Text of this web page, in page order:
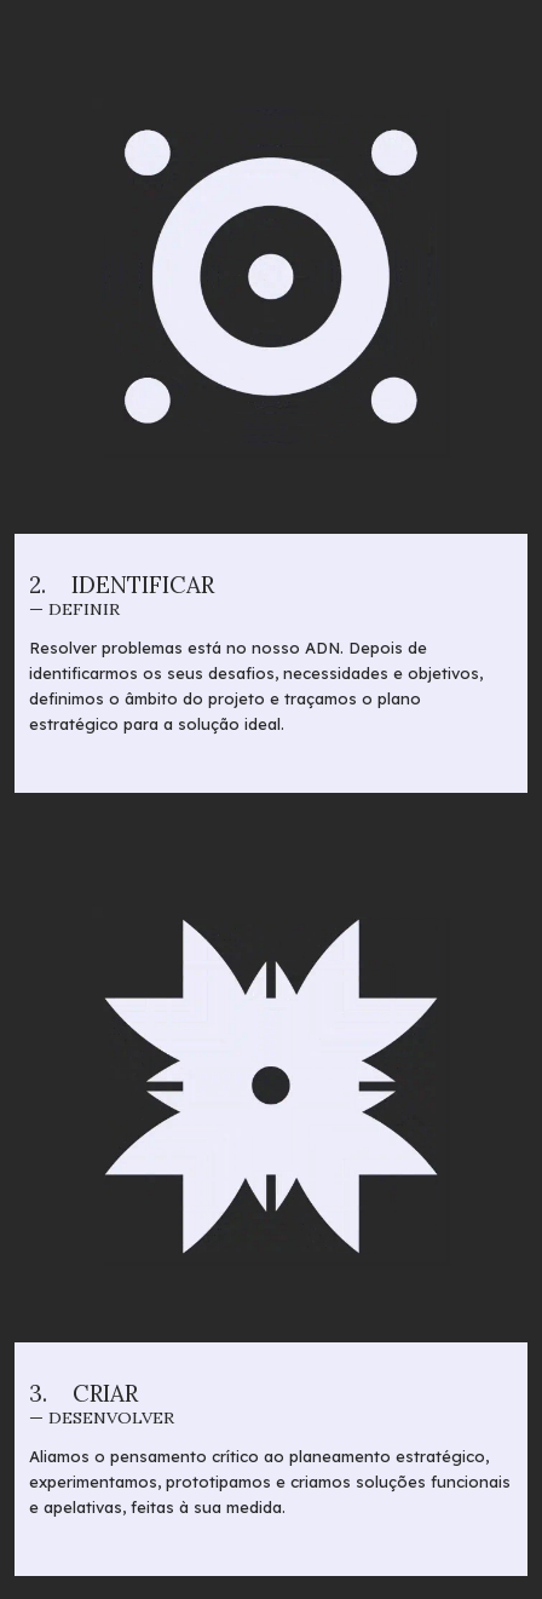
2. IDENTIFICAR
— DEFINIR
Resolver problemas está no nosso ADN. Depois de
identificarmos os seus desafios, necessidades e objetivos,
definimos o âmbito do projeto e traçamos o plano
estratégico para a solução ideal.
3. CRIAR
— DESENVOLVER
Aliamos o pensamento crítico ao planeamento estratégico,
experimentamos, prototipamos e criamos soluções funcionais
e apelativas, feitas à sua medida.